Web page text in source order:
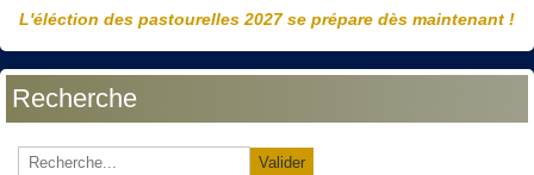
L'éléction des pastourelles 2027 se prépare dès maintenant !
Recherche
Valider